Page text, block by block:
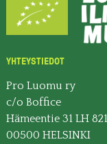
YHTEYSTIEDOT
Pro Luomu ry
c/o Boffice
Hämeentie 31 LH 821
00500 HELSINKI